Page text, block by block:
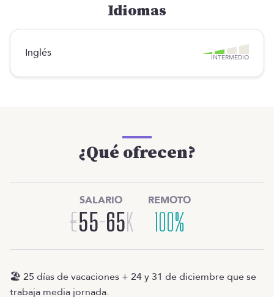
Idiomas
Inglés INTERMEDIO
¿Qué ofrecen?
SALARIO
€55-65K
REMOTO
100%
🏖️ 25 días de vacaciones + 24 y 31 de diciembre que se
trabaja media jornada.